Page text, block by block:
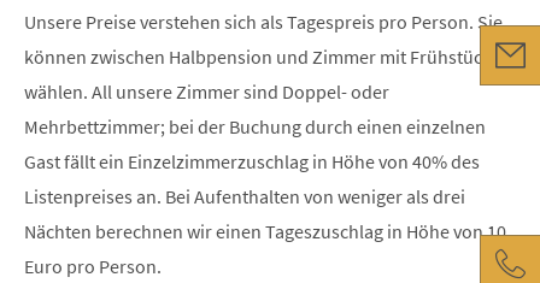
Unsere Preise verstehen sich als Tagespreis pro Person. Sie
können zwischen Halbpension und Zimmer mit Frühstück
wählen. All unsere Zimmer sind Doppel- oder
Mehrbettzimmer; bei der Buchung durch einen einzelnen
Gast fällt ein Einzelzimmerzuschlag in Höhe von 40% des
Listenpreises an. Bei Aufenthalten von weniger als drei
Nächten berechnen wir einen Tageszuschlag in Höhe von 10
Euro pro Person.